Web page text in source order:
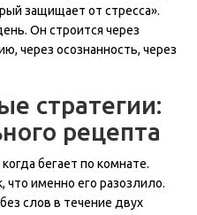
защищает от стресса».
Он строится через
через осознанность, через
стратегии:
рецепта
бегает по комнате.
что именно его разозлило.
слов в течение двух